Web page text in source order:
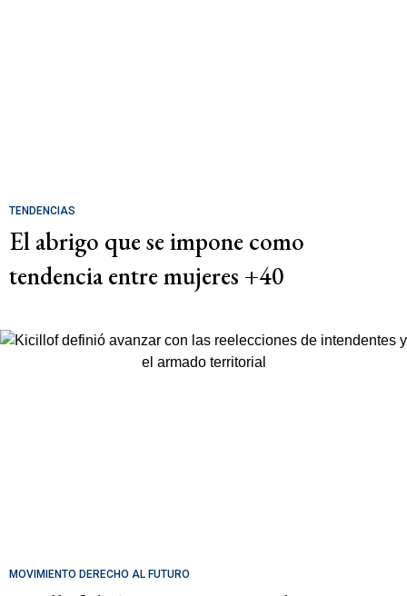
TENDENCIAS
El abrigo que se impone como
tendencia entre mujeres +40
MOVIMIENTO DERECHO AL FUTURO